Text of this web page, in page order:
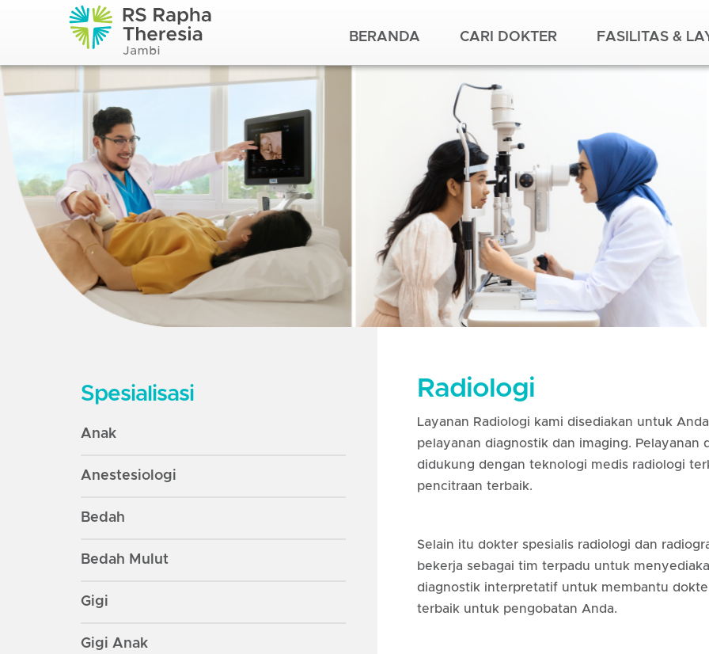
BERANDA CARI DOKTER FASILITAS &
Spesialisasi
Anak
Anestesiologi
Bedah
Bedah Mulut
Gigi
Gigi Anak
Radiologi
Layanan Radiologi kami disediakan untuk
pelayanan diagnostik dan imaging. Pelayanan
didukung dengan teknologi medis radiologi
pencitraan terbaik.
Selain itu dokter spesialis radiologi dan
bekerja sebagai tim terpadu untuk
diagnostik interpretatif untuk membantu
terbaik untuk pengobatan Anda.